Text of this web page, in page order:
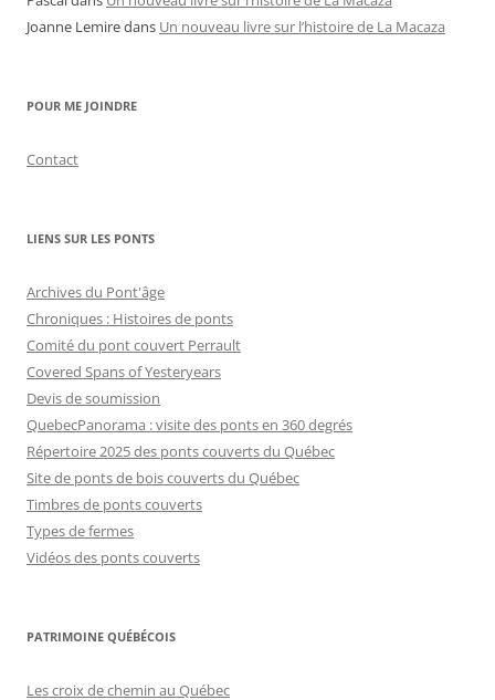
Joanne Lemiredans Un nouveau livre sur l’histoire de La Macaza
POUR ME JOINDRE
Contact
LIENS SUR LES PONTS
Archives du Pont'âge
Chroniques : Histoires de ponts
Comité du pont couvert Perrault
Covered Spans of Yesteryears
Devis de soumission
QuebecPanorama : visite des ponts en 360 degrés
Répertoire 2025 des ponts couverts du Québec
Site de ponts de bois couverts du Québec
Timbres de ponts couverts
Types de fermes
Vidéos des ponts couverts
PATRIMOINE QUÉBÉCOIS
Les croix de chemin au Québec